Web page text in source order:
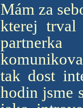
Mám za
kterej trval
tak dost
hodin jsme